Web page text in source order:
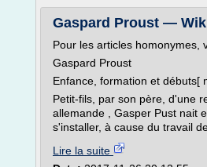
Gaspard Proust —
Pour les articles homonymes,
Gaspard Proust
Enfance, formation et débuts[
Petit-fils, par son père, d'une
allemande , Gasper Pust nait
s'installer, à cause du travail
Lire la suite